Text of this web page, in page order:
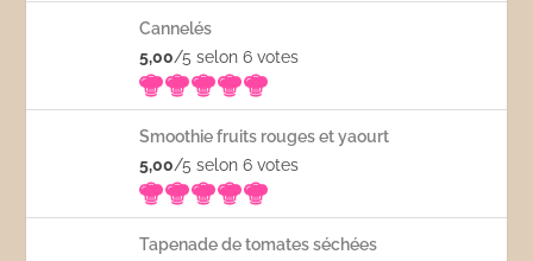
Cannelés
5,00/5 selon 6votes
Smoothie fruits rouges et yaourt
5,00/5 selon 6votes
Tapenade de tomates séchées